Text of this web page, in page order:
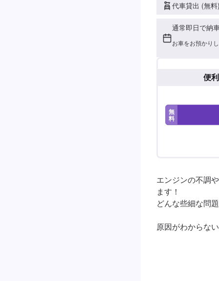
代車貸出 (無
通常即日で納
お車をお預かり
便
無
料
エンジンの不調
ます！
どんな些細な問
原因がわからな